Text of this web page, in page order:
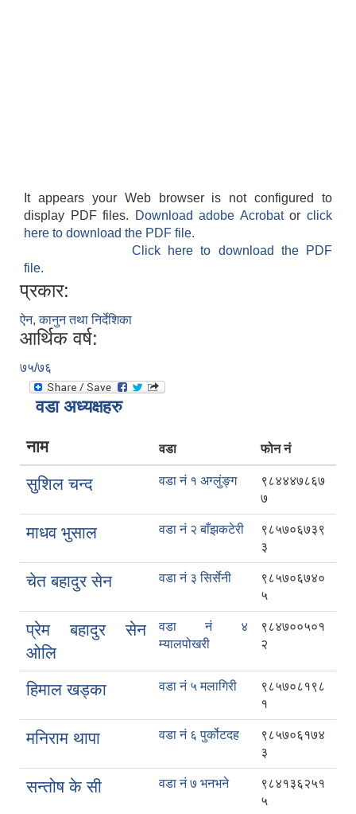
It appears your Web browser is not configured to
display PDF files.
Download adobe Acrobatorclick
here to download the PDF file.
Click here to download the PDF
file.
प्रकार:
ऐन, कानुन तथा निर्देशिका
आर्थिक वर्ष:
७५/७६
वडा अध्यक्षहरु
नाम वडा फोन नं
सुशिल चन्द वडा नं १ अग्लुंङ्ग
९८४४४७८६७
७
माधव भुसाल वडा नं २ बाँझकटेरी
९८५७०६७३९
३
चेत बहादुर सेन वडा नं ३ सिर्सेनी
९८५७०६७४०
५
प्रेम बहादुर सेन
ओलि
वडा नं ४
म्यालपोखरी
९८४७००५०१
२
हिमाल खड्का वडा नं ५ मलागिरी
९८५७०८१९८
१
मनिराम थापा वडा नं ६ पुर्कोटदह
९८५७०६१७४
३
सन्तोष के सी वडा नं ७ भनभने
९८४१३६२५१
५